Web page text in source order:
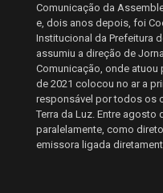
Comunicação da
e, dois anos depois, foi
Institucional da Prefeitura
assumiu a direção de
Comunicação, onde atuou
de 2021 colocou no ar a
responsável por todos os
Terra da Luz. Entre agosto
paralelamente, como
emissora ligada